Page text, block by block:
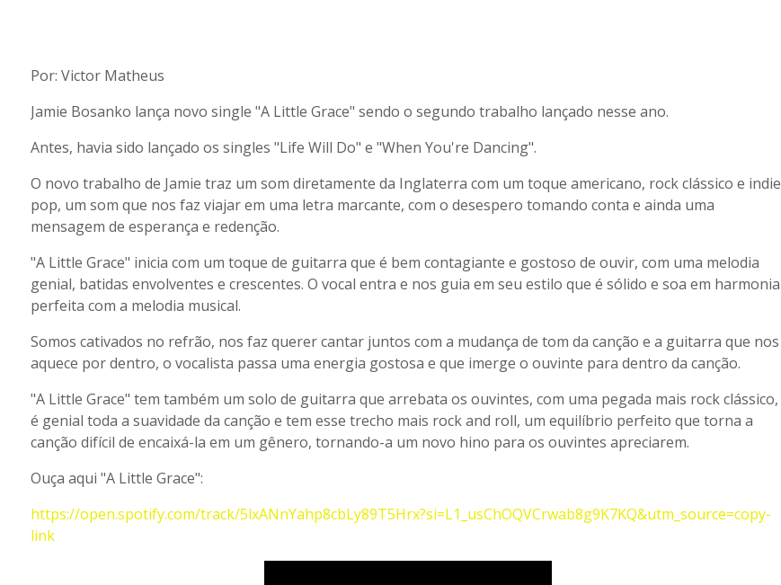
Por: Victor Matheus
Jamie Bosanko lança novo single "A Little Grace" sendo o segundo trabalho lançado nesse ano.
Antes, havia sido lançado os singles "Life Will Do" e "When You're Dancing".
O novo trabalho de Jamie traz um som diretamente da Inglaterra com um toque americano, rock clássico e indie
pop, um som que nos faz viajar em uma letra marcante, com o desespero tomando conta e ainda uma
mensagem de esperança e redenção.
"A Little Grace" inicia com um toque de guitarra que é bem contagiante e gostoso de ouvir, com uma melodia
genial, batidas envolventes e crescentes. O vocal entra e nos guia em seu estilo que é sólido e soa em harmonia
perfeita com a melodia musical.
Somos cativados no refrão, nos faz querer cantar juntos com a mudança de tom da canção e a guitarra que nos
aquece por dentro, o vocalista passa uma energia gostosa e que imerge o ouvinte para dentro da canção.
"A Little Grace" tem também um solo de guitarra que arrebata os ouvintes, com uma pegada mais rock clássico,
é genial toda a suavidade da canção e tem esse trecho mais rock and roll, um equilíbrio perfeito que torna a
canção difícil de encaixá-la em um gênero, tornando-a um novo hino para os ouvintes apreciarem.
Ouça aqui "A Little Grace":
https://open.spotify.com/track/5lxANnYahp8cbLy89T5Hrx?si=L1_usChOQVCrwab8g9K7KQ&utm_source=copy-
link